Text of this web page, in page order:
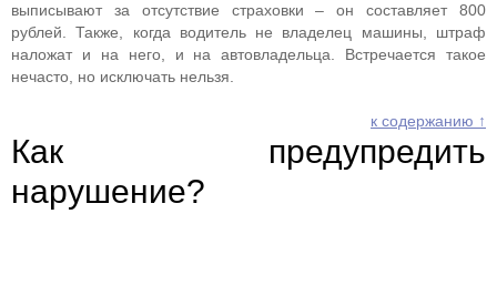
выписывают за отсутствие страховки – он составляет 800
рублей. Также, когда водитель не владелец машины, штраф
наложат и на него, и на автовладельца. Встречается такое
нечасто, но исключать нельзя.
к содержанию ↑
Как предупредить
нарушение?